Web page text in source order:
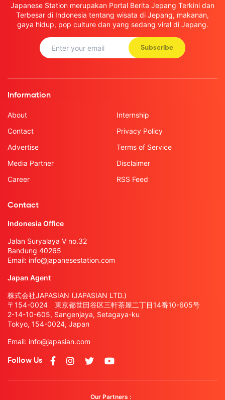
Japanese Station merupakan Portal Berita Jepang Terkini dan
Terbesar di Indonesia tentang wisata di Jepang, makanan,
gaya hidup, pop culture dan yang sedang viral di Jepang.
Subscribe
Information
About
Contact
Advertise
Media Partner
Career
Internship
Privacy Policy
Terms of Service
Disclaimer
RSS Feed
Contact
Indonesia Office
Jalan Suryalaya V no.32
Bandung 40265
Email: info@japanesestation.com
Japan Agent
株式会社JAPASIAN (JAPASIAN LTD.)
〒154-0024 東京都世田谷区三軒茶屋二丁目14番10-605号
2-14-10-605, Sangenjaya, Setagaya-ku
Tokyo, 154-0024, Japan
Email: info@japasian.com
Follow Us
Our Partners :